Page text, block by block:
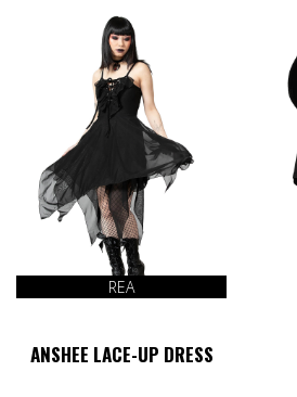
här
produkten
har
flera
varianter.
De
olika
alternativen
kan
väljas
på
produktsidan
REA
ANSHEE LACE-UP DRESS